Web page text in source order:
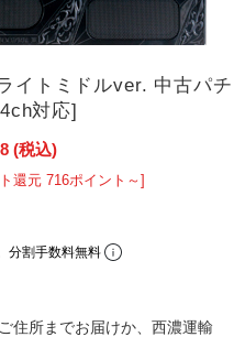
イトミドルver. 中古パチ
対応]
(税込)
還元 716ポイント～]
分割手数料無料
住所までお届けか、西濃運輸